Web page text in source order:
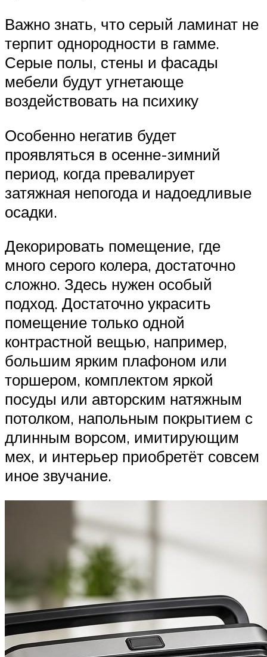
Важно знать, что серый ламинат не
терпит однородности в гамме.
Серые полы, стены и фасады
мебели будут угнетающе
воздействовать на психику
Особенно негатив будет
проявляться в осенне-зимний
период, когда превалирует
затяжная непогода и надоедливые
осадки.
Декорировать помещение, где
много серого колера, достаточно
сложно. Здесь нужен особый
подход. Достаточно украсить
помещение только одной
контрастной вещью, например,
большим ярким плафоном или
торшером, комплектом яркой
посуды или авторским натяжным
потолком, напольным покрытием с
длинным ворсом, имитирующим
мех, и интерьер приобретёт совсем
иное звучание.